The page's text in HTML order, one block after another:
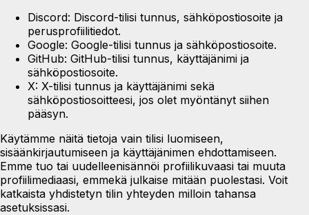
Discord: Discord-tilisi tunnus, sähköpostiosoite ja
perusprofiilitiedot.
Google: Google-tilisi tunnus ja sähköpostiosoite.
GitHub: GitHub-tilisi tunnus, käyttäjänimi ja
sähköpostiosoite.
X: X-tilisi tunnus ja käyttäjänimi sekä
sähköpostiosoitteesi, jos olet myöntänyt siihen
pääsyn.
Käytämme näitä tietoja vain tilisi luomiseen,
sisäänkirjautumiseen ja käyttäjänimen ehdottamiseen.
Emme tuo tai uudelleenisännöi profiilikuvaasi tai muuta
profiilimediaasi, emmekä julkaise mitään puolestasi. Voit
katkaista yhdistetyn tilin yhteyden milloin tahansa
asetuksissasi.